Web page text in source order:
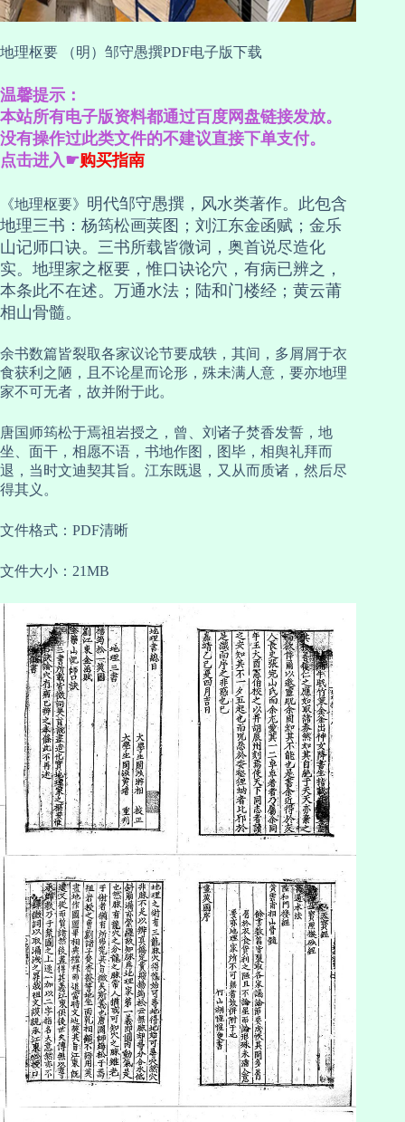
地理枢要 （明）邹守愚撰PDF电子版下载
温馨提示：
本站所有电子版资料都通过百度网盘链接发放。
没有操作过此类文件的不建议直接下单支付。
点击进入☛购买指南
《地理枢要》 明代邹守愚撰，风水类著作。此包含
地理三书：杨筠松画荚图；刘江东金函赋；金乐
山记师口诀。三书所载皆微词，奥首说尽造化
实。地理家之枢要，惟口诀论穴，有病已辨之，
本条此不在述。万通水法；陆和门楼经；黄云莆
相山骨髓。
余书数篇皆裂取各家议论节要成轶，其间，多屑屑于衣
食获利之陋，且不论星而论形，殊未满人意，要亦地理
家不可无者，故并附于此。
唐国师筠松于焉祖岩授之，曾、刘诸子焚香发誓，地
坐、面干，相愿不语，书地作图，图毕，相舆礼拜而
退，当时文迪契其旨。江东既退，又从而质诸，然后尽
得其义。
文件格式：PDF清晰
文件大小：21MB